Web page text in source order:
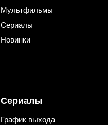
Мультфильмы
Сериалы
Новинки
Сериалы
График выхода